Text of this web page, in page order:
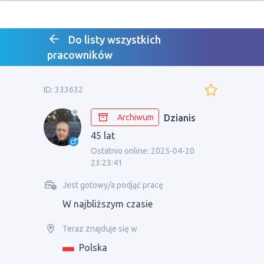
Do listy wszystkich
pracowników
ID: 333632
Archiwum
Dzianis
45 lat
Ostatnio online: 2025-04-20
23:23:41
Jest gotowy/a podjąć pracę
W najbliższym czasie
Teraz znajduje się w
Polska